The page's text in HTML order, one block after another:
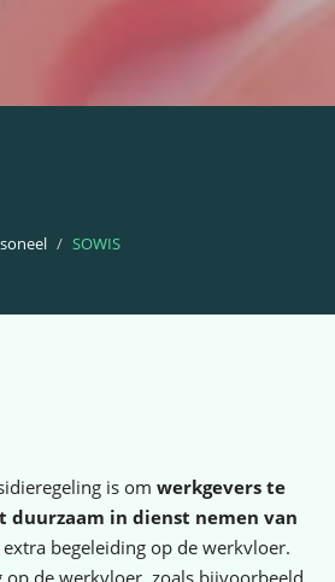
SOWIS
is om werkgevers te
duurzaam in dienst nemen van
begeleiding op de werkvloer.
op de werkvloer, zoals bijvoorbeeld